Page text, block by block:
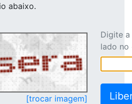
abaixo.
[trocar imagem]
Digite
lado no